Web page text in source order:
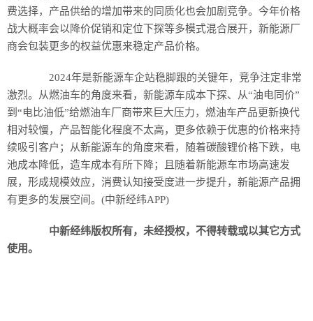
费选择，产品供给的增加带来的同质化也会加剧竞争。今年价格
战大概率会以降价促销和定位下探等多模式混合展开，新能源厂
商会包装更多的权益优惠来稳定产品价格。
2024年是新能源车企站稳脚跟的关键年，竞争注定非常
激烈。从燃油车的角度来看，新能源车成本下探、从“油电同价”
到“电比油低”给燃油车厂商带来巨大压力，燃油车产品更新换代
相对较慢，产品智能化程度不太高，更多依赖于优惠的价格来持
续吸引客户；从新能源车的角度来看，随着碳酸锂价格下跌，电
池成本降低，造车成本有所下降；且随着新能源车市场高速发
展，形成规模效应，消费认知接受度进一步提升，新能源产品拥
有更多的发展空间。(中新经纬APP)
中新经纬版权所有，未经授权，不得转载或以其它方式
使用。